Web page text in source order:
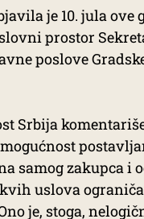
je 10. jula ove
prostor
poslove
Srbija
samog zakupca i
uslova
je, stoga,